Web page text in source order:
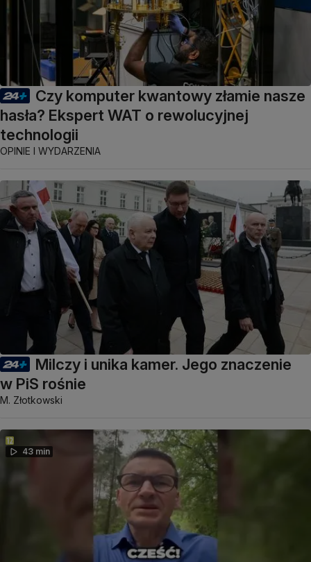
Czy komputer kwantowy złamie nasze
hasła? Ekspert WAT o rewolucyjnej
technologii
OPINIE I WYDARZENIA
Milczy i unika kamer. Jego znaczenie
w PiS rośnie
M. Złotkowski
43 min